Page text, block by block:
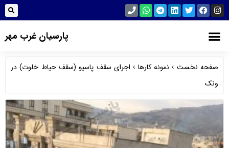
پارسیان غرب مهر
صفحه نخست › نمونه کارها › اجرای سقف پاسیو (سقف حیاط خلوت) در
ونک